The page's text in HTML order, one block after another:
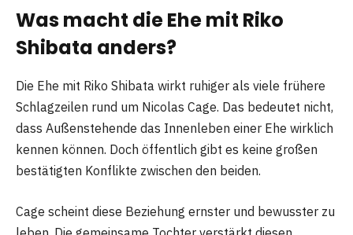
Was macht die Ehe mit Riko
Shibata anders?
Die Ehe mit Riko Shibata wirkt ruhiger als viele frühere
Schlagzeilen rund um Nicolas Cage. Das bedeutet nicht,
dass Außenstehende das Innenleben einer Ehe wirklich
kennen können. Doch öffentlich gibt es keine großen
bestätigten Konflikte zwischen den beiden.
Cage scheint diese Beziehung ernster und bewusster zu